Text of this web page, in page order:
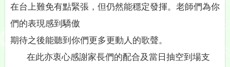
在台上難免有點緊張，但仍然能穩定發揮。老師們為你
們的表現感到驕傲
期待之後能聽到你們更多更動人的歌聲。
在此亦衷心感謝家長們的配合及當日抽空到場支